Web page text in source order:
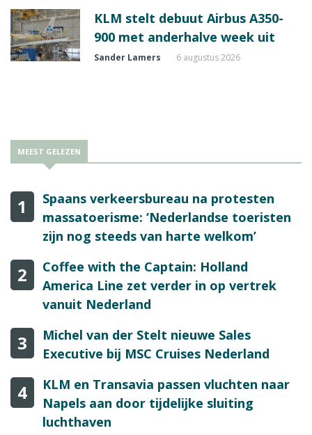
KLM stelt debuut Airbus A350-
900 met anderhalve week uit
Sander Lamers 6 augustus 2026
MEEST GELEZEN
1
Spaans verkeersbureau na protesten
massatoerisme: ‘Nederlandse toeristen
zijn nog steeds van harte welkom’
2
Coffee with the Captain: Holland
America Line zet verder in op vertrek
vanuit Nederland
3
Michel van der Stelt nieuwe Sales
Executive bij MSC Cruises Nederland
4
KLM en Transavia passen vluchten naar
Napels aan door tijdelijke sluiting
luchthaven